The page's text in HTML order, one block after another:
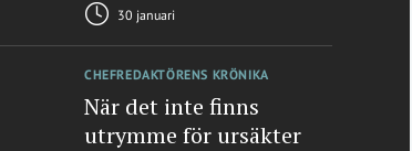
30 januari
CHEFREDAKTÖRENS KRÖNIKA
När det inte finns
utrymme för ursäkter